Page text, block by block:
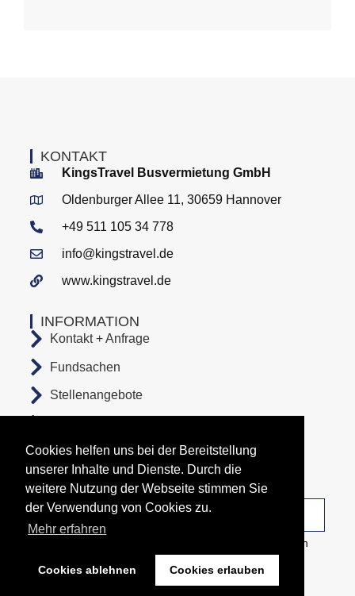
Cookies helfen uns bei der Bereitstellung
unserer Inhalte und Dienste. Durch die
weitere Nutzung der Webseite stimmen Sie
der Verwendung von Cookies zu.
Mehr erfahren
Cookies ablehnen Cookies erlauben
Copyright All Rights Reserved © 2026 Busunternehmen
KingsTravel
Unsere Abfahrtsorte
INFORMATION
Kontakt + Anfrage
Fundsachen
Stellenangebote
Datenschutz
KONTAKT
KingsTravel Busvermietung GmbH
Oldenburger Allee 11, 30659 Hannover
+49 511 105 34 778
info@kingstravel.de
www.kingstravel.de